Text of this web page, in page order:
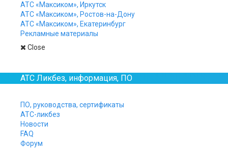
АТС «Максиком», Иркутск
АТС «Максиком», Ростов-на-Дону
АТС «Максиком», Екатеринбург
Рекламные материалы
Close
АТС Ликбез, информация, ПО
ПО, руководства, сертификаты
АТС-ликбез
Новости
FAQ
Форум
Громкое
Для большинства